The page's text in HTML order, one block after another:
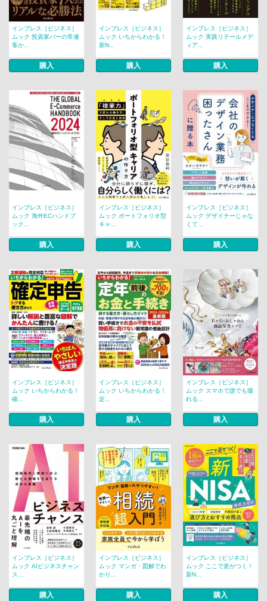
インプレス［ビジネス］
ムック 投資家バーの常連
客か...
購入
インプレス［ビジネス］
ムック いちからわかる！
新N...
購入
インプレス［ビジネス］
ムック 実践リテールメデ
ィア...
購入
インプレス［ビジネス］
ムック 海外ECハンドブ
ック...
購入
インプレス［ビジネス］
ムック ポートフォリオ型
キャ...
購入
インプレス［ビジネス］
ムック デザイナーじゃな
くて...
購入
インプレス［ビジネス］
ムック いちからわかる！
確...
購入
インプレス［ビジネス］
ムック いちからわかる！
定...
購入
インプレス［ビジネス］
ムック スマホで誰でも撮
れる...
購入
インプレス［ビジネス］
ムック AIビジネスチャン
ス...
購入
インプレス［ビジネス］
ムック マンガ・図解でわ
かり...
購入
インプレス［ビジネス］
ムック ここで差がつく！
新N...
購入